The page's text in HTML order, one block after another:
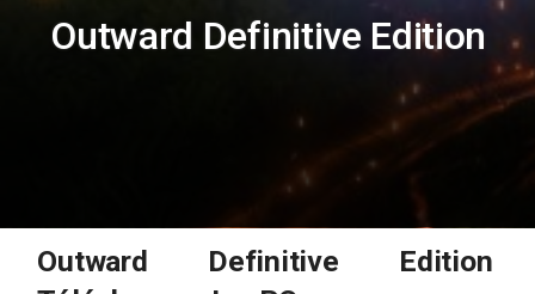
Outward Definitive Edition
Outward Definitive Edition